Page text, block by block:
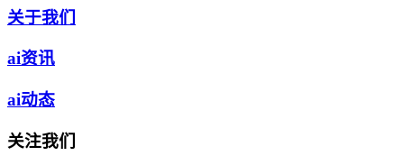
关于我们
ai资讯
ai动态
关注我们